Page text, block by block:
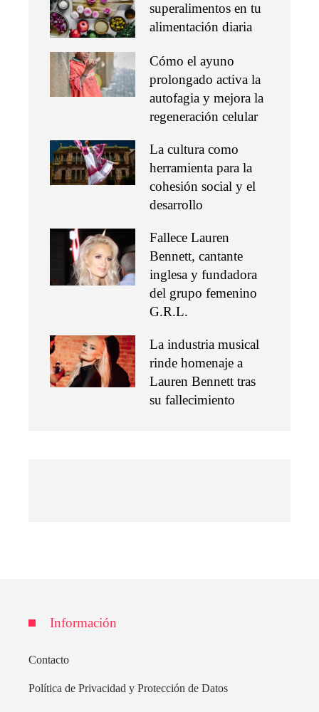
superalimentos en tu
alimentación diaria
Cómo el ayuno
prolongado activa la
autofagia y mejora la
regeneración celular
La cultura como
herramienta para la
cohesión social y el
desarrollo
Fallece Lauren
Bennett, cantante
inglesa y fundadora
del grupo femenino
G.R.L.
La industria musical
rinde homenaje a
Lauren Bennett tras
su fallecimiento
Información
Contacto
Política de Privacidad y Protección de Datos